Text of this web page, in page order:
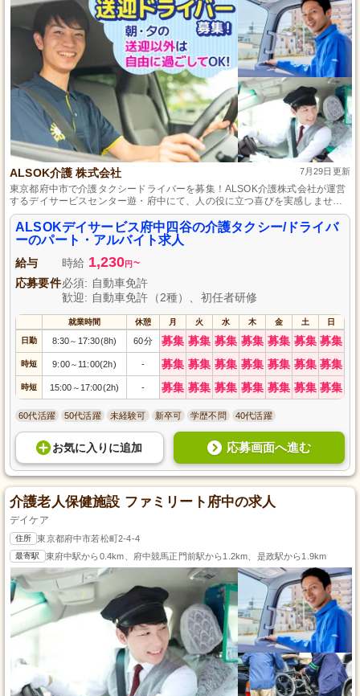
ALSOK介護 株式会社 7月29日更新
東京都府中市で介護タクシードライバーを募集！ALSOK介護株式会社が運営
するデイサービスセンター遊・府中にて、人の役に立つ喜びを実感しません
か？柔軟なシフト体制で無理なく働け、未経験者にも安心の充実した研修制
度をご用意。あなたの優しさが利用者様の笑顔を運びます。自動車免許があ
れば始められるこの仕事で、地域に貢献するやりがいを感じてみませんか？
ALSOKデイサービス府中四谷の介護タクシー/ドライバ
ーのパート・アルバイト求人
給与 時給 1,230円 ~
応募要件必須: 自動車免許
歓迎: 自動車免許（2種）、初任者研修
就業時間 休憩 月 火 水 木 金 土 日
日勤 8:30～ 17:30(8h) 60分 募集 募集 募集 募集 募集 募集 募集
時短 9:00～ 11:00(2h) - 募集 募集 募集 募集 募集 募集 募集
時短 15:00 ～ 17:00(2h) - 募集 募集 募集 募集 募集 募集 募集
60代活躍 50代活躍 未経験可 新卒可 学歴不問 40代活躍
お気に入り に追加 応募画面へ進む
介護老人保健施設 ファミリート府中の求人
デイケア
住所 東京都府中市若松町2-4-4
最寄駅 東府中駅から0.4km、府中競馬正門前駅から1.2km、是政駅から1.9km